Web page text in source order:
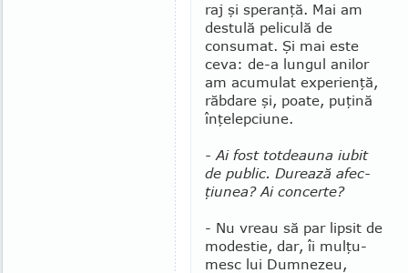
raj şi speranţă. Mai am
destulă peliculă de
consumat. Şi mai este
ceva: de-a lungul anilor
am acumulat experienţă,
răbdare şi, poate, puţină
înţelepciune.
- Ai fost totdeauna iubit
de public. Durează afec­­
ţiunea? Ai concerte?
- Nu vreau să par lipsit de
modestie, dar, îi mul­ţu­
mesc lui Dumnezeu,